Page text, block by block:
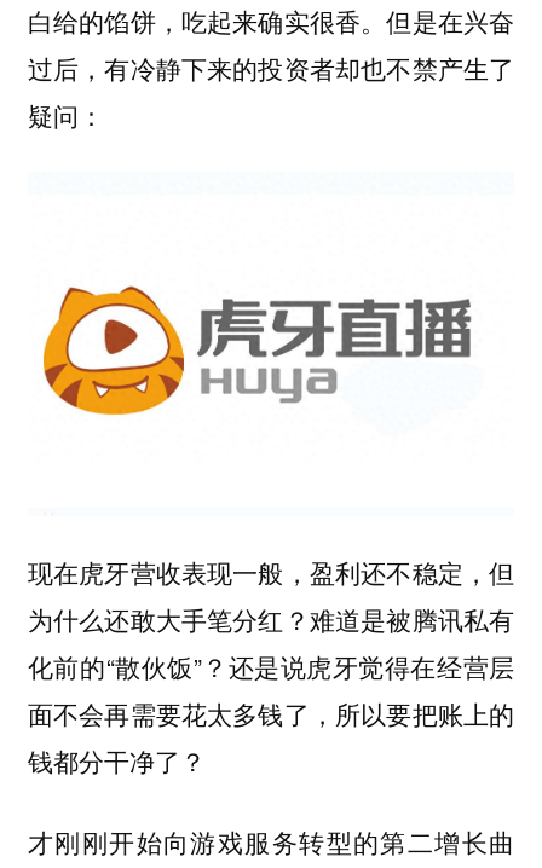
白给的馅饼，吃起来确实很香。但是在兴奋
过后，有冷静下来的投资者却也不禁产生了
疑问：
现在虎牙营收表现一般，盈利还不稳定，但
为什么还敢大手笔分红？难道是被腾讯私有
化前的“散伙饭”？还是说虎牙觉得在经营层
面不会再需要花太多钱了，所以要把账上的
钱都分干净了？
才刚刚开始向游戏服务转型的第二增长曲